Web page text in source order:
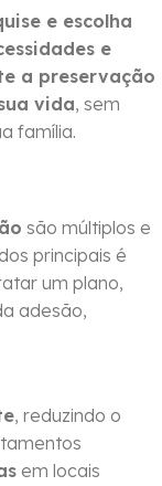
e escolha
e
a preservação
vida, sem
família.
são múltiplos e
principais é
um plano,
adesão,
, reduzindo o
em locais